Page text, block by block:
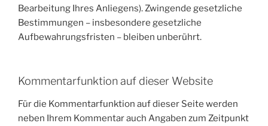
Bearbeitung Ihres Anliegens). Zwingende gesetzliche
Bestimmungen – insbesondere gesetzliche
Aufbewahrungsfristen – bleiben unberührt.
Kommentar­funktion auf dieser Website
Für die Kommentarfunktion auf dieser Seite werden
neben Ihrem Kommentar auch Angaben zum Zeitpunkt